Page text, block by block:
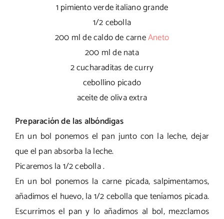
1 pimiento verde italiano grande
1/2 cebolla
200 ml de caldo de carneAneto
200 ml de nata
2 cucharaditas de curry
cebollino picado
aceite de oliva extra
Preparación de las albóndigas
En un bol ponemos el pan junto con la leche, dejar
que el pan absorba la leche.
Picaremos la 1/2 cebolla .
En un bol ponemos la carne picada, salpimentamos,
añadimos el huevo, la 1/2 cebolla que teníamos picada.
Escurrimos el pan y lo añadimos al bol, mezclamos